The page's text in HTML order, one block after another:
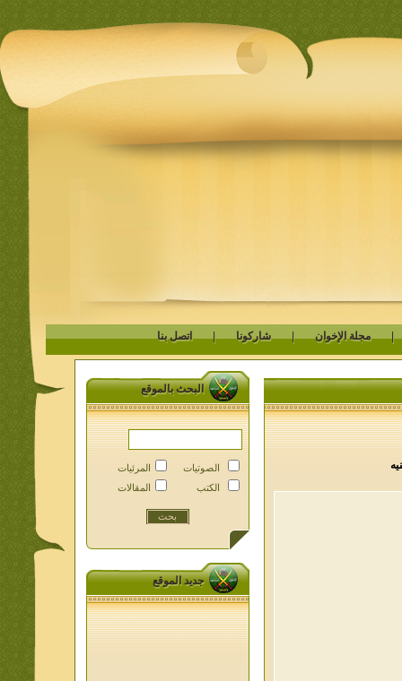
مجلة الإخوان | شاركونا | اتصل بنا
البحث بالموقع
الصوتيات
الكتب
المرئيات
المقالات
جديد الموقع